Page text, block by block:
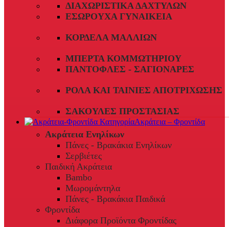
ΔΙΑΧΩΡΙΣΤΙΚΆ ΔΑΧΤΎΛΩΝ
ΕΣΏΡΟΥΧΑ ΓΥΝΑΙΚΕΊΑ
ΚΟΡΔΈΛΑ ΜΑΛΛΙΏΝ
ΜΠΈΡΤΑ ΚΟΜΜΩΤΗΡΊΟΥ
ΠΑΝΤΌΦΛΕΣ - ΣΑΓΙΟΝΆΡΕΣ
ΡΟΛΆ ΚΑΙ ΤΑΙΝΊΕΣ ΑΠΟΤΡΊΧΩΣΗΣ
ΣΑΚΟΎΛΕΣ ΠΡΟΣΤΑΣΊΑΣ
Ακράτεια – Φροντίδα
Ακράτεια Ενηλίκων
Πάνες - Βρακάκια Ενηλίκων
Σερβιέτες
Παιδική Ακράτεια
Bambo
Μωρομάντηλα
Πάνες - Βρακάκια Παιδικά
Φροντίδα
Διάφορα Προϊόντα Φροντίδας